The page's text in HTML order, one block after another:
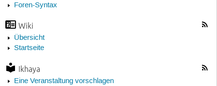
Foren-Syntax
Wiki
Übersicht
Startseite
Ikhaya
Eine Veranstaltung vorschlagen